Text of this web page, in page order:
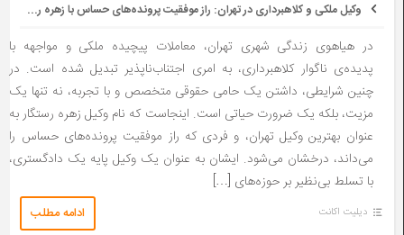
وکیل ملکی و کلاهبرداری در تهران: راز موفقیت پرونده‌های حساس با زهره رستگار
در هیاهوی زندگی شهری تهران، معاملات پیچیده ملکی و مواجهه با
پدیده‌ی ناگوار کلاهبرداری، به امری اجتناب‌ناپذیر تبدیل شده است. در
چنین شرایطی، داشتن یک حامی حقوقی متخصص و با تجربه، نه تنها یک
مزیت، بلکه یک ضرورت حیاتی است. اینجاست که نام وکیل زهره رستگار به
عنوان بهترین وکیل تهران، و فردی که راز موفقیت پرونده‌های حساس را
می‌داند، درخشان می‌شود. ایشان به عنوان یک وکیل پایه یک دادگستری،
با تسلط بی‌نظیر بر حوزه‌های […]
دیلیت اکانت ادامه مطلب